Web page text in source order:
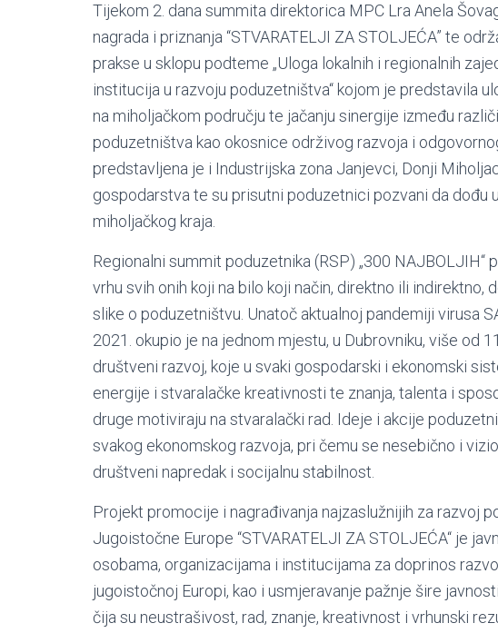
Tijekom 2. dana summita direktorica MPC Lra Anela
nagrada i priznanja “STVARATELJI ZA STOLJEĆA” te
prakse u sklopu podteme „Uloga lokalnih i regionalnih
institucija u razvoju poduzetništva“ kojom je predstavila
na miholjačkom području te jačanju sinergije između
poduzetništva kao okosnice održivog razvoja i
predstavljena je i Industrijska zona Janjevci, Donji
gospodarstva te su prisutni poduzetnici pozvani da dođu
miholjačkog kraja.
Regionalni summit poduzetnika (RSP) „300
vrhu svih onih koji na bilo koji način, direktno ili indirektno,
slike o poduzetništvu. Unatoč aktualnoj pandemiji virusa
2021. okupio je na jednom mjestu, u Dubrovniku, više od
društveni razvoj, koje u svaki gospodarski i ekonomski
energije i stvaralačke kreativnosti te znanja, talenta i
druge motiviraju na stvaralački rad. Ideje i akcije
svakog ekonomskog razvoja, pri čemu se nesebično i
društveni napredak i socijalnu stabilnost.
Projekt promocije i nagrađivanja najzaslužnijih za razvoj
Jugoistočne Europe “STVARATELJI ZA STOLJEĆA“ je
osobama, organizacijama i institucijama za doprinos
jugoistočnoj Europi, kao i usmjeravanje pažnje šire
čija su neustrašivost, rad, znanje, kreativnost i vrhunski